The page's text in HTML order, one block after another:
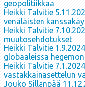
geopolitiikkaa
Heikki Talvitie
venäläisten
Heikki Talvitie
muutosehdotukset
Heikki Talvitie
globaaleissa
Heikki Talvitie
vastakkainasettelun
Jouko Sillanpää